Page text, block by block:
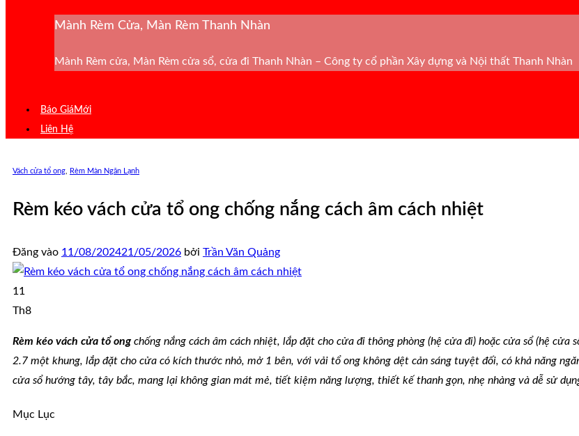
Mành Rèm Cửa, Màn Rèm Thanh Nhàn
Mành Rèm cửa, Màn Rèm cửa sổ, cửa đi Thanh Nhàn – Công ty cổ phần Xây dựng và Nội thất Thanh Nhàn
Báo Giá
Liên Hệ
Vách cửa tổ ong Rèm Màn Ngăn Lạnh
Rèm kéo vách cửa tổ ong chống nắng cách âm cách nhiệt
Đăng vào 11/08/202421/05/2026 bởi Trần Văn Quảng
11
Th8
Rèm kéo vách cửa tổ ongchống nắng cách âm cách nhiệt, lắp đặt cho cửa đi thông phòng (hệ cửa đi) hoặc cửa sổ (hệ cửa
2.7 một khung, lắp đặt cho cửa có kích thước nhỏ, mở 1 bên, với vải tổ ong không dệt cản sáng tuyệt đối, có khả năng
cửa sổ hướng tây, tây bắc, mang lại không gian mát mẻ, tiết kiệm năng lượng, thiết kế thanh gọn, nhẹ nhàng và dễ sử
Mục Lục